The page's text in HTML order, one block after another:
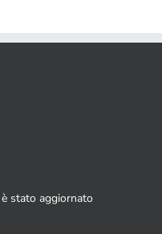
è stato aggiornato